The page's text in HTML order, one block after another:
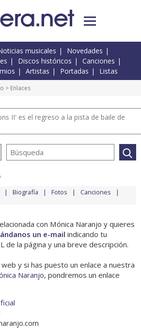
musicales
Novedades
Discos históricos
Canciones
Artistas Portadas Listas
> Enlaces
II' es el regreso a la pista de baile de
Biografía Fotos Canciones
con Mónica Naranjo y quieres
un e-mail indicando tu
de la página y una breve descripción.
y si has puesto un enlace a nuestra
Naranjo, pondremos un enlace